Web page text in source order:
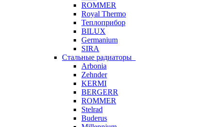
ROMMER
Royal Thermo
Теплоприбор
BILUX
Germanium
SIRA
Стальные радиаторы
Arbonia
Zehnder
KERMI
BERGERR
ROMMER
Stelrad
Buderus